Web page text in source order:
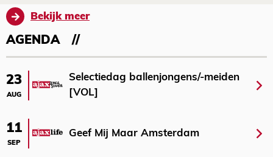
Bekijk meer
AGENDA
23
AUG
Selectiedag ballenjongens/-meiden
[VOL]
11
SEP
Geef Mij Maar Amsterdam